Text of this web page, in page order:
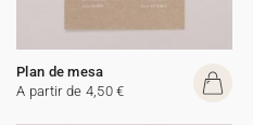
Plan de mesa
A partir de 4,50 €